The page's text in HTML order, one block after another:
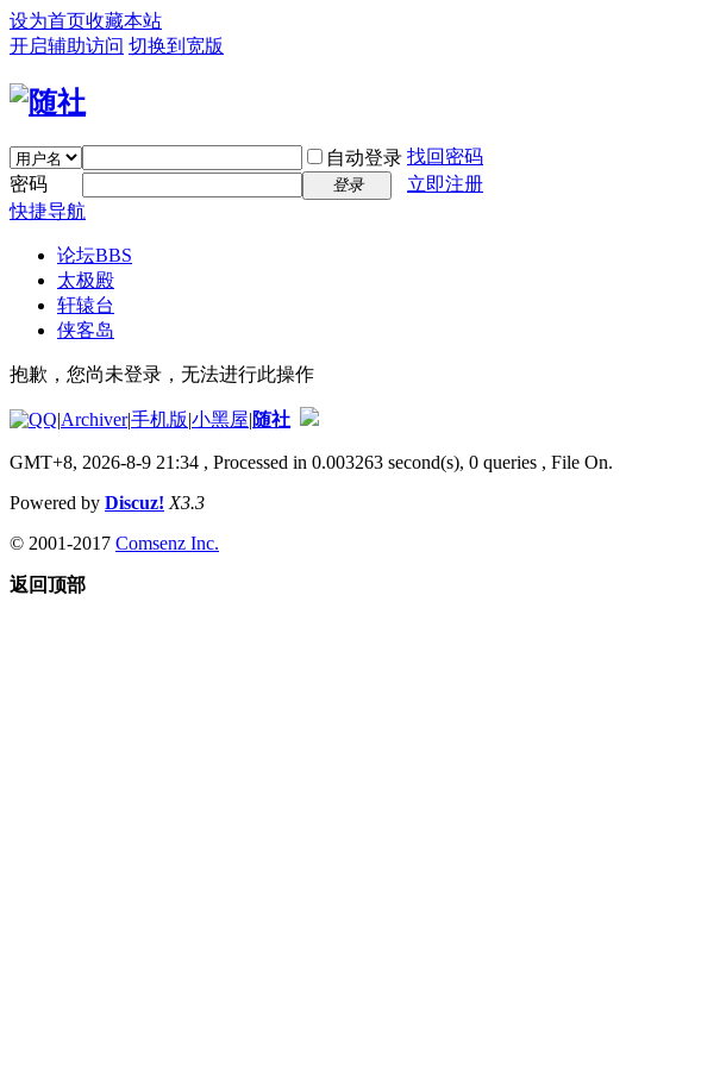
设为首页收藏本站
开启辅助访问 切换到宽版
自动登录 找回密码
密码
登录
立即注册
快捷导航
论坛BBS
太极殿
轩辕台
侠客岛
抱歉，您尚未登录，无法进行此操作
|Archiver|手机版|小黑屋|随社
GMT+8, 2026-8-9 21:34 , Processed in 0.003263 second(s), 0 queries , File On.
Powered by Discuz! X3.3
© 2001-2017 Comsenz Inc.
返回顶部